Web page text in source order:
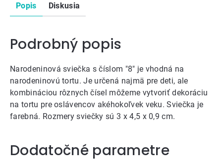
Popis Diskusia
Podrobný popis
Narodeninová sviečka s číslom "8" je vhodná na
narodeninovú tortu. Je určená najmä pre deti, ale
kombináciou rôznych čísel môžeme vytvoriť dekoráciu
na tortu pre oslávencov akéhokoľvek veku. Sviečka je
farebná. Rozmery sviečky sú 3 x 4,5 x 0,9 cm.
Dodatočné parametre